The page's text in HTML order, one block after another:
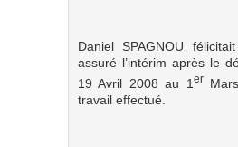
Daniel SPAGNOU
assuré l’intérim après le
19 Avril 2008 au 1 er
travail effectué.